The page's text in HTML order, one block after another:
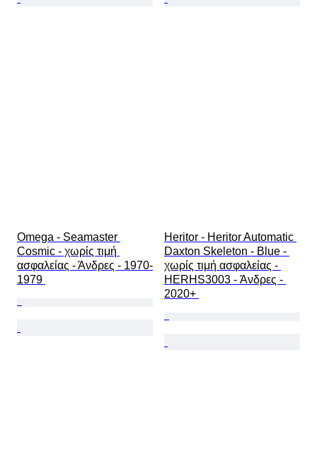
Omega - Seamaster
Cosmic - χωρίς τιμή
ασφαλείας - Άνδρες - 1970-
1979
Heritor - Heritor Automatic
Daxton Skeleton - Blue -
χωρίς τιμή ασφαλείας -
HERHS3003 - Άνδρες -
2020+